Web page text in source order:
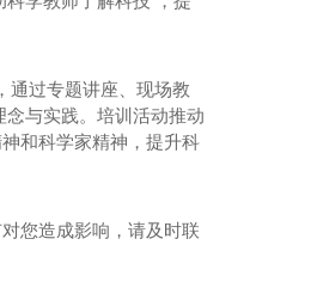
通过专题讲座、现场教
与实践。培训活动推动
和科学家精神，提升科
您造成影响，请及时联